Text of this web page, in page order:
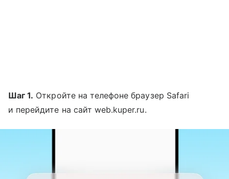
Шаг 1. Откройте на телефоне браузер Safari
и перейдите на сайт web.kuper.ru.